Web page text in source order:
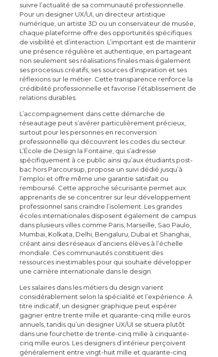
suivre l’actualité de sa communauté professionnelle.
Pour un designer UX/UI, un directeur artistique
numérique, un artiste 3D ou un conservateur de musée,
chaque plateforme offre des opportunités spécifiques
de visibilité et d’interaction. L’important est de maintenir
une présence régulière et authentique, en partageant
non seulement ses réalisations finales mais également
ses processus créatifs, ses sources d’inspiration et ses
réflexions sur le métier. Cette transparence renforce la
crédibilité professionnelle et favorise l’établissement de
relations durables.
L’accompagnement dans cette démarche de
réseautage peut s’avérer particulièrement précieux,
surtout pour les personnes en reconversion
professionnelle qui découvrent les codes du secteur.
L’École de Design la Fontaine, qui s’adresse
spécifiquement à ce public ainsi qu’aux étudiants post-
bac hors Parcoursup, propose un suivi dédié jusqu’à
l’emploi et offre même une garantie satisfait ou
remboursé. Cette approche sécurisante permet aux
apprenants de se concentrer sur leur développement
professionnel sans craindre l’isolement. Les grandes
écoles internationales disposent également de campus
dans plusieurs villes comme Paris, Marseille, Sao Paulo,
Mumbai, Kolkata, Delhi, Bengaluru, Dubaï et Shanghai,
créant ainsi des réseaux d’anciens élèves à l’échelle
mondiale. Ces communautés constituent des
ressources inestimables pour qui souhaite développer
une carrière internationale dans le design.
Les salaires dans les métiers du design varient
considérablement selon la spécialité et l’expérience. À
titre indicatif, un designer graphique peut espérer
gagner entre trente mille et quarante-cinq mille euros
annuels, tandis qu’un designer UX/UI se situera plutôt
dans une fourchette de trente-cinq mille à cinquante-
cinq mille euros. Les designers d’intérieur perçoivent
généralement entre vingt-huit mille et quarante-cinq